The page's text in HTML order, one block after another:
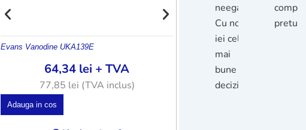
Evans Vanodine UKA139E
64,34 lei + TVA
77,85 lei (TVA inclus)
Adauga in cos
Detergent covoare
5L
127,63
154,43
neegalat.
Cu noi
iei cele
mai
bune
decizii
preturi